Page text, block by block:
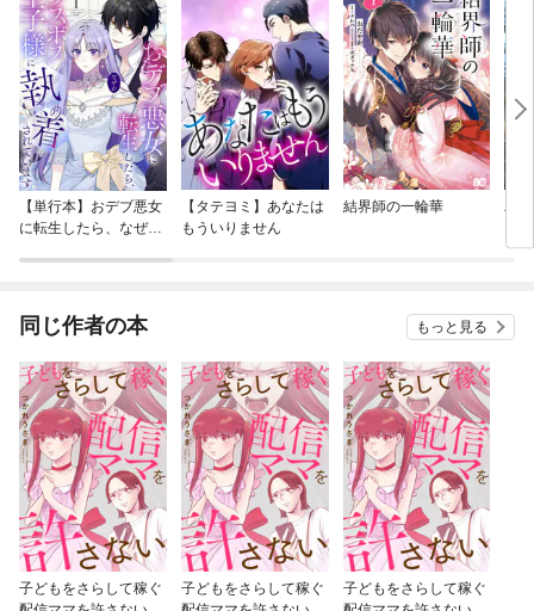
【単行本】おデブ悪女
に転生したら、なぜか
【タテヨミ】あなたは
もういりません
結界師の一輪華
バ
今
同じ作者の本 もっと見る
子どもをさらして稼ぐ
子どもをさらして稼ぐ
子どもをさらして稼ぐ